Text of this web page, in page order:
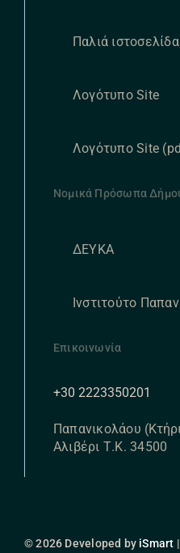
Παλιά ιστοσελίδα
Λογότυπο Site
Λογότυπο Site
Νομικά Πρόσωπα
ΔΕΥΚΑ
Ινστιτούτο
Επικοινωνία
+30 2223350201
Παπανικολάου
Αλιβέρι Τ.Κ. 34500
© 2026 Developed by iSmart